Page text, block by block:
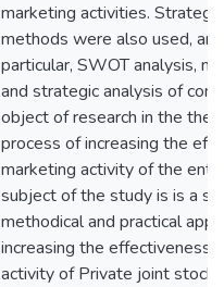
marketing activities.
methods were also used,
particular, SWOT analysis,
and strategic analysis of
object of research in the
process of increasing the
marketing activity of the
subject of the study is is a
methodical and practical
increasing the effectiveness
activity of Private joint stock